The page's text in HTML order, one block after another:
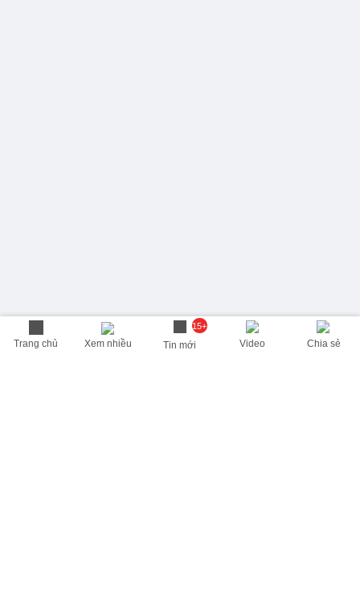
Trang chủ Xem nhiều
15+
Tin mới Video Chia sẻ